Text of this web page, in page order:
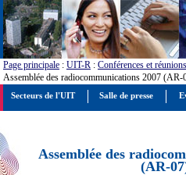
Page principale : UIT-R : Conférences et réunions
Assemblée des radiocommunications 2007 (AR-
Assemblée des
(AR-
Secteurs de l'UIT Salle de presse